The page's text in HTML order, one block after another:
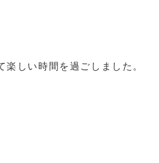
しい時間を過ごしました。